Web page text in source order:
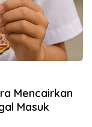
Mencairkan
Masuk